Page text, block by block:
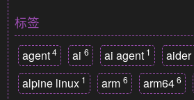
标签
agent 4 ai 6 ai agent 1 aider
alpine linux 1 arm 6 arm64 6